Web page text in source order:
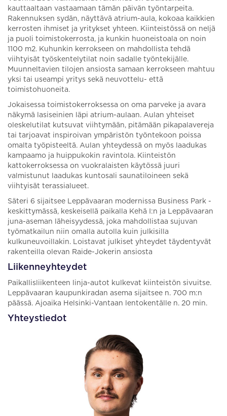
kauttaaltaan vastaamaan tämän päivän työntarpeita.
Rakennuksen sydän, näyttävä atrium-aula, kokoaa kaikkien
kerrosten ihmiset ja yritykset yhteen. Kiinteistössä on neljä
ja puoli toimistokerrosta, ja kunkin huoneistoala on noin
1100 m2. Kuhunkin kerrokseen on mahdollista tehdä
viihtyisät työskentelytilat noin sadalle työntekijälle.
Muunneltavien tilojen ansiosta samaan kerrokseen mahtuu
yksi tai useampi yritys sekä neuvottelu- että
toimistohuoneita.
Jokaisessa toimistokerroksessa on oma parveke ja avara
näkymä lasiseinien läpi atrium-aulaan. Aulan yhteiset
oleskelutilat kutsuvat viihtymään, pitämään pikapalavereja
tai tarjoavat inspiroivan ympäristön työntekoon poissa
omalta työpisteeltä. Aulan yhteydessä on myös laadukas
kampaamo ja huippukokin ravintola. Kiinteistön
kattokerroksessa on vuokralaisten käytössä juuri
valmistunut laadukas kuntosali saunatiloineen sekä
viihtyisät terassialueet.
Säteri 6 sijaitsee Leppävaaran modernissa Business Park -
keskittymässä, keskeisellä paikalla Kehä I:n ja Leppävaaran
juna-aseman läheisyydessä, joka mahdollistaa sujuvan
työmatkailun niin omalla autolla kuin julkisilla
kulkuneuvoillakin. Loistavat julkiset yhteydet täydentyvät
rakenteilla olevan Raide-Jokerin ansiosta
Liikenneyhteydet
Paikallisliikenteen linja-autot kulkevat kiinteistön sivuitse.
Leppävaaran kaupunkiradan asema sijaitsee n. 700 m:n
päässä. Ajoaika Helsinki-Vantaan lentokentälle n. 20 min.
Yhteystiedot